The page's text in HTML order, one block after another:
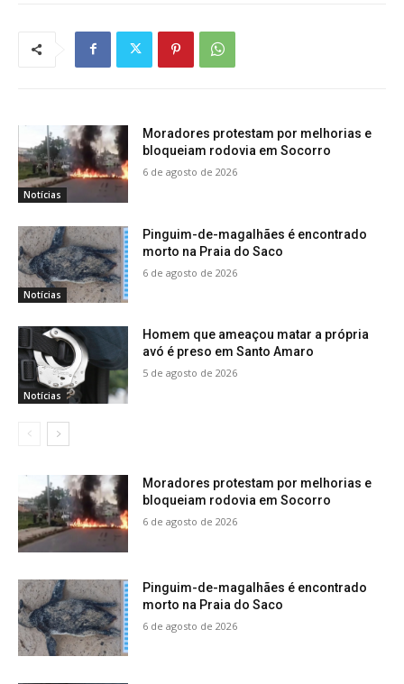
Notícias
Moradores protestam por melhorias e
bloqueiam rodovia em Socorro
6 de agosto de 2026
Notícias
Pinguim-de-magalhães é encontrado
morto na Praia do Saco
6 de agosto de 2026
Notícias
Homem que ameaçou matar a própria
avó é preso em Santo Amaro
5 de agosto de 2026
Moradores protestam por melhorias e
bloqueiam rodovia em Socorro
6 de agosto de 2026
Pinguim-de-magalhães é encontrado
morto na Praia do Saco
6 de agosto de 2026